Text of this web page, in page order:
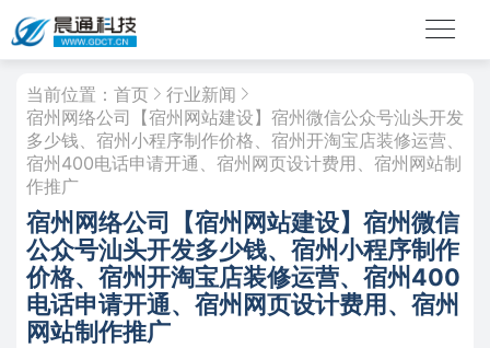
当前位置： 首页
行业新闻
宿州网络公司【宿州网站建设】宿州微信公众号汕头开发
多少钱、宿州小程序制作价格、宿州开淘宝店装修运营、
宿州400电话申请开通、宿州网页设计费用、宿州网站制
作推广
宿州网络公司【宿州网站建设】宿州微信
公众号汕头开发多少钱、宿州小程序制作
价格、宿州开淘宝店装修运营、宿州400
电话申请开通、宿州网页设计费用、宿州
网站制作推广